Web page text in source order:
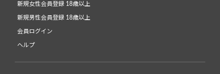
新規女性会員登録 18歳以上
新規男性会員登録 18歳以上
会員ログイン
ヘルプ